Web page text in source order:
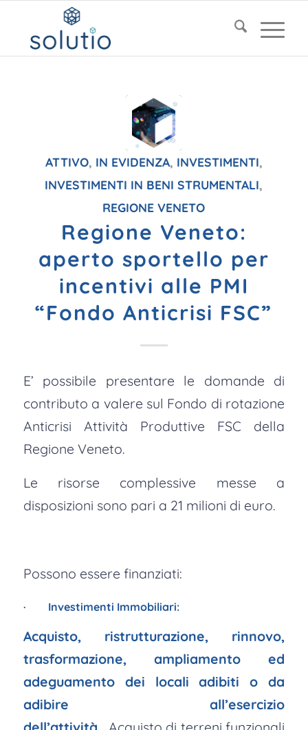
ATTIVO, IN EVIDENZA, INVESTIMENTI,
INVESTIMENTI IN BENI STRUMENTALI,
REGIONE VENETO
Regione Veneto:
aperto sportello per
incentivi alle PMI
“Fondo Anticrisi FSC”
E’ possibile presentare le domande di
contributo a valere sul Fondo di rotazione
Anticrisi Attività Produttive FSC della
Regione Veneto.
Le risorse complessive messe a
disposizioni sono pari a 21 milioni di euro.
Possono essere finanziati:
· Investimenti Immobiliari:
Acquisto, ristrutturazione, rinnovo,
trasformazione, ampliamento ed
adeguamento dei locali adibiti o da
adibire all’esercizio